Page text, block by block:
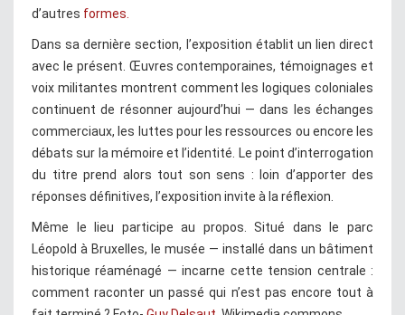
d’autres formes.
Dans sa dernière section, l’exposition établit un lien direct
avec le présent. Œuvres contemporaines, témoignages et
voix militantes montrent comment les logiques coloniales
continuent de résonner aujourd’hui — dans les échanges
commerciaux, les luttes pour les ressources ou encore les
débats sur la mémoire et l’identité. Le point d’interrogation
du titre prend alors tout son sens : loin d’apporter des
réponses définitives, l’exposition invite à la réflexion.
Même le lieu participe au propos. Situé dans le parc
Léopold à Bruxelles, le musée — installé dans un bâtiment
historique réaménagé — incarne cette tension centrale :
comment raconter un passé qui n’est pas encore tout à